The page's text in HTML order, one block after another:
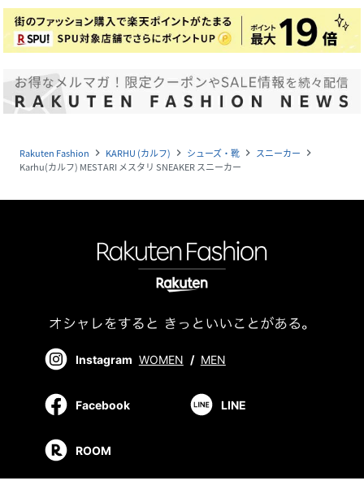
Rakuten Fashion navigate_next KARHU (カルフ) navigate_next シューズ・靴 navigate_next スニーカー navigate_next
Karhu(カルフ) MESTARI メスタリ SNEAKER スニーカー
Instagram WOMEN / MEN
Facebook LINE
ROOM